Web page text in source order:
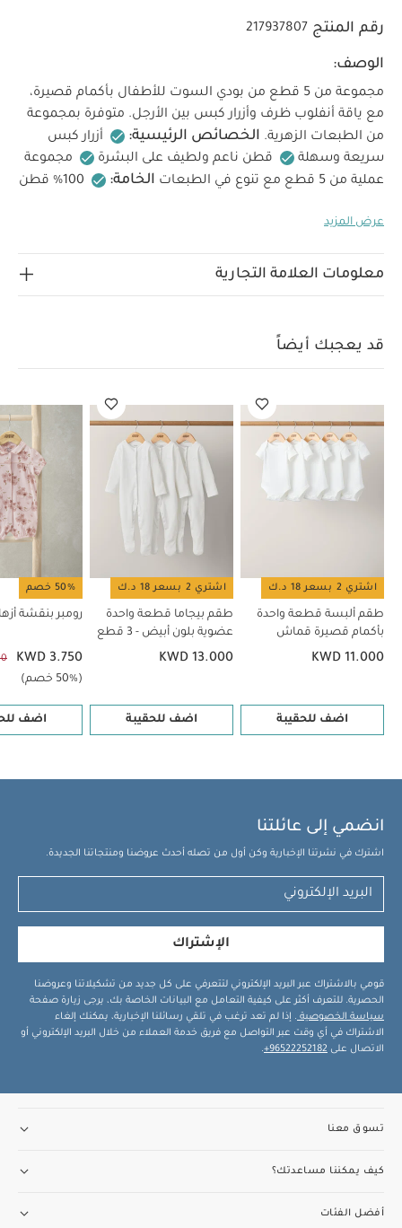
رقم المنتج 217937807
الوصف:
مجموعة من 5 قطع من بودي السوت للأطفال بأكمام قصيرة،
مع ياقة أنفلوب ظرف وأزرار كبس بين الأرجل. متوفرة بمجموعة
من الطبعات الزهرية. الخصائص الرئيسية:
أزرار كبس
سريعة وسهلة
قطن ناعم ولطيف على البشرة
مجموعة
عملية من 5 قطع مع تنوع في الطبعات
الخامة: 100% قطن
تستخدم المبيضات
الداكنة بشكل منفصل
كي من الجهة الخلفية
بنقشة أزهار جيرسيه
فستان بزهور مطرزة
عرض المزيد
معلومات العلامة التجارية
قد يعجبك أيضاً
اشتري 2 بسعر 18 د.ك
طقم ألبسة قطعة واحدة
بأكمام قصيرة قماش
عضوي بلون أبيض - 5 قطع
KWD 11.000
اضف للحقيبة
اشتري 2 بسعر 18 د.ك
طقم بيجاما قطعة واحدة
عضوية بلون أبيض - 3 قطع
KWD 13.000
اضف للحقيبة
50% خصم
رومبر بنقشة
KWD 3.750
(50% خصم)
اضف
انضمي إلى عائلتنا
اشترك في نشرتنا الإخبارية وكن أول من تصله أحدث عروضنا ومنتجاتنا الجديدة.
الإشتراك
قومي بالاشتراك عبر البريد الإلكتروني لتتعرفي على كل جديد من تشكيلاتنا وعروضنا
الحصرية. للتعرف أكثر على كيفية التعامل مع البيانات الخاصة بك، يرجى زيارة صفحة
سياسة الخصوصية . إذا لم تعد ترغب في تلقي رسائلنا الإخبارية، يمكنك إلغاء
الاشتراك في أي وقت عبر التواصل مع فريق خدمة العملاء من خلال البريد الإلكتروني أو
الاتصال على 96522252182+
.
تسوق معنا
كيف يمكننا مساعدتك؟
أفضل الفئات